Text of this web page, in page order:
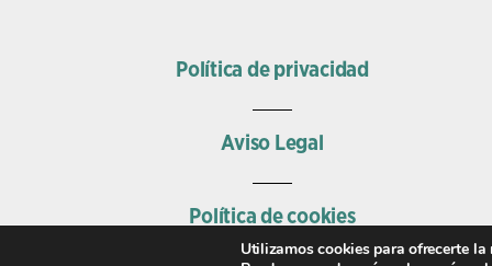
Política de privacidad
Aviso Legal
Política de cookies
Utilizamos cookies para ofrecerte la